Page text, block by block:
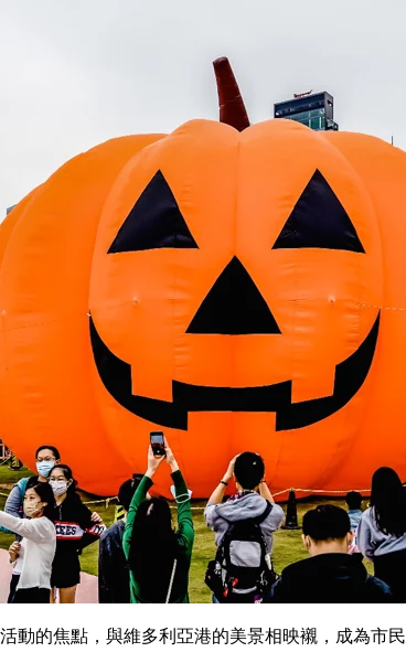
動的焦點，與維多利亞港的美景相映襯，成為市民